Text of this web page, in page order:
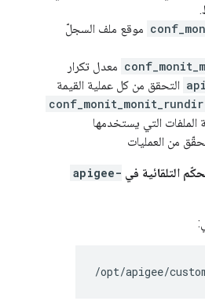
موقع ملف السجلّ
معدل تكرار
التحقق من كل عملية القيمة
conf_monit_monit_rundir
من العمليات
التلقائية في apigee-
/opt/apigee/